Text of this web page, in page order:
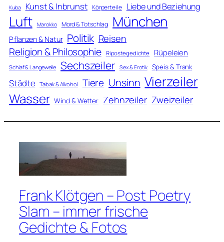
Kuba Kunst & Inbrunst Körperteile Liebe und Beziehung
Luft Marokko Mord & Totschlag München
Pflanzen & Natur Politik Reisen
Religion & Philosophie Ripostegedichte Rüpeleien
Schlaf & Langeweile Sechszeiler Sex & Erotik Speis & Trank
Städte Tabak & Alkohol Tiere Unsinn Vierzeiler
Wasser Wind & Wetter Zehnzeiler Zweizeiler
Frank Klötgen – Post Poetry
Slam – immer frische
Gedichte & Fotos